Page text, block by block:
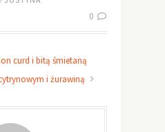
0
curd i bitą śmietaną
i żurawiną